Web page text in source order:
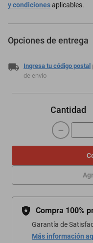
y condicionesaplicables.
Opciones de entrega
Ingresa tu código postal
de envío
Cantidad
－
Compra 100%
Garantía de
Más información